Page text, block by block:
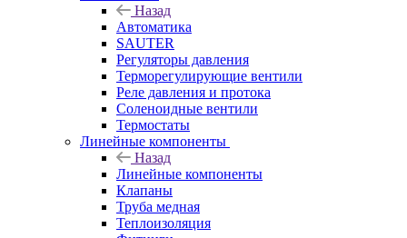
Назад
Автоматика
SAUTER
Регуляторы давления
Терморегулирующие вентили
Реле давления и протока
Соленоидные вентили
Термостаты
Линейные компоненты
Назад
Линейные компоненты
Клапаны
Труба медная
Теплоизоляция